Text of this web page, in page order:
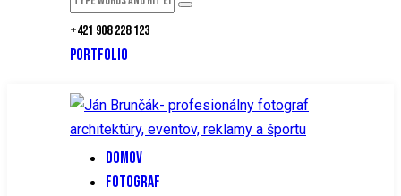
+421 908 228 123
PORTFOLIO
DOMOV
FOTOGRAF